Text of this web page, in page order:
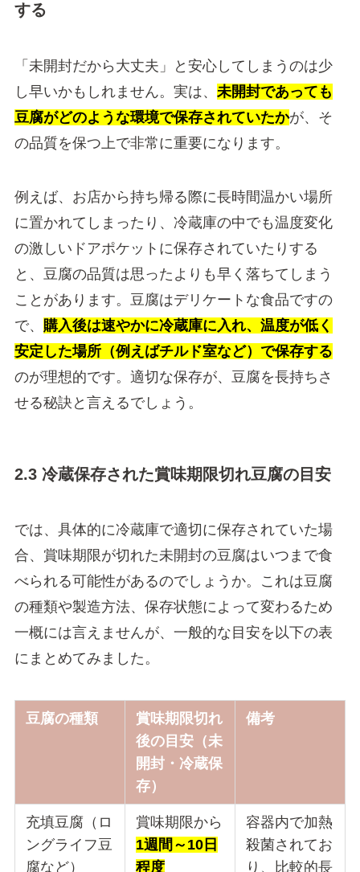
する
「未開封だから大丈夫」と安心してしまうのは少
し早いかもしれません。実は、 未開封であっても
豆腐がどのような環境で保存されていたかが、そ
の品質を保つ上で非常に重要になります。
例えば、お店から持ち帰る際に長時間温かい場所
に置かれてしまったり、冷蔵庫の中でも温度変化
の激しいドアポケットに保存されていたりする
と、豆腐の品質は思ったよりも早く落ちてしまう
ことがあります。豆腐はデリケートな食品ですの
で、 購入後は速やかに冷蔵庫に入れ、温度が低く
安定した場所（例えばチルド室など）で保存する
のが理想的です。適切な保存が、豆腐を長持ちさ
せる秘訣と言えるでしょう。
2.3 冷蔵保存された賞味期限切れ豆腐の目安
では、具体的に冷蔵庫で適切に保存されていた場
合、賞味期限が切れた未開封の豆腐はいつまで食
べられる可能性があるのでしょうか。これは豆腐
の種類や製造方法、保存状態によって変わるため
一概には言えませんが、一般的な目安を以下の表
にまとめてみました。
豆腐の種類
賞味期限切れ
後の目安（未
開封・冷蔵保
存）
備考
充填豆腐（ロ
ングライフ豆
腐など）
賞味期限から
1週間～10日
程度
容器内で加熱
殺菌されてお
り、比較的長